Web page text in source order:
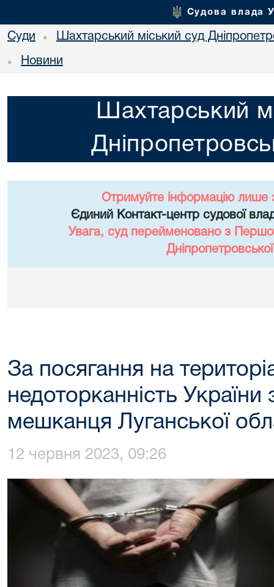
Судова влада
Суди • Шахтарський міський суд
• Новини
Шахтарський
Отримуйте інформацію лише
Єдиний Контакт-центр судової
Увага, суд перейменовано з
За посягання на
недоторканність
мешканця Луганської
12 червня 2023, 09:26